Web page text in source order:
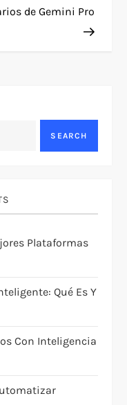
de Gemini Pro
SEARCH
Plataformas
Qué Es Y
Con Inteligencia